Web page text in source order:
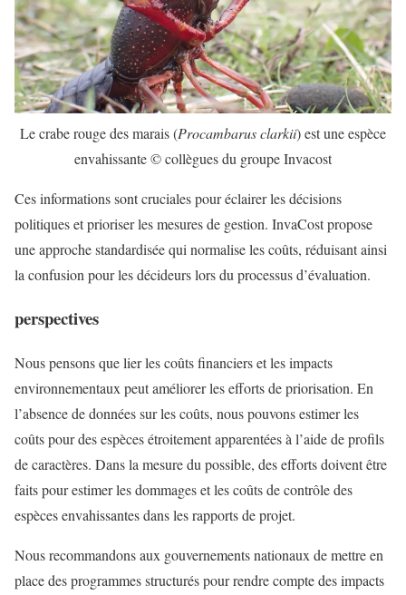
Le crabe rouge des marais (Procambarus clarkii) est une espèce
envahissante © collègues du groupe Invacost
Ces informations sont cruciales pour éclairer les décisions
politiques et prioriser les mesures de gestion. InvaCost propose
une approche standardisée qui normalise les coûts, réduisant ainsi
la confusion pour les décideurs lors du processus d’évaluation.
perspectives
Nous pensons que lier les coûts financiers et les impacts
environnementaux peut améliorer les efforts de priorisation. En
l’absence de données sur les coûts, nous pouvons estimer les
coûts pour des espèces étroitement apparentées à l’aide de profils
de caractères. Dans la mesure du possible, des efforts doivent être
faits pour estimer les dommages et les coûts de contrôle des
espèces envahissantes dans les rapports de projet.
Nous recommandons aux gouvernements nationaux de mettre en
place des programmes structurés pour rendre compte des impacts